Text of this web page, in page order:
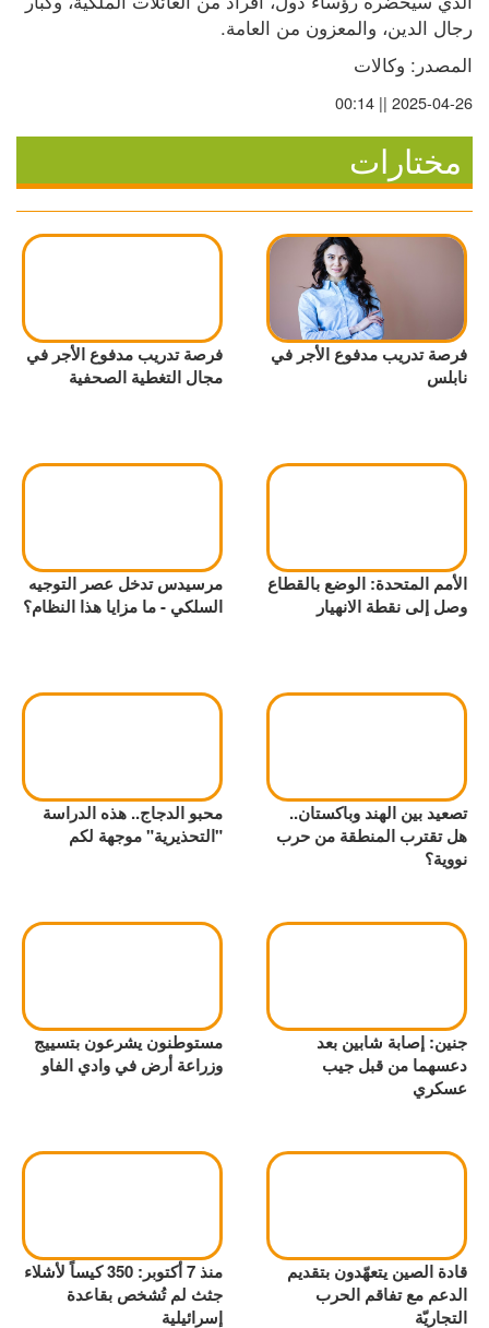
رجال الدين، والمعزون من العامة.
المصدر: وكالات
2025-04-26 || 00:14
مختارات
فرصة تدريب مدفوع الأجر في
نابلس
فرصة تدريب مدفوع الأجر في
مجال التغطية الصحفية
الأمم المتحدة: الوضع بالقطاع
وصل إلى نقطة الانهيار
مرسيدس تدخل عصر التوجيه
السلكي - ما مزايا هذا النظام؟
تصعيد بين الهند وباكستان..
هل تقترب المنطقة من حرب
نووية؟
محبو الدجاج.. هذه الدراسة
"التحذيرية" موجهة لكم
جنين: إصابة شابين بعد
دعسهما من قبل جيب
عسكري
مستوطنون يشرعون بتسييج
وزراعة أرض في وادي الفاو
قادة الصين يتعهّدون بتقديم
الدعم مع تفاقم الحرب
التجاريّة
منذ 7 أكتوبر: 350 كيساً لأشلاء
جثث لم تُشخص بقاعدة
إسرائيلية